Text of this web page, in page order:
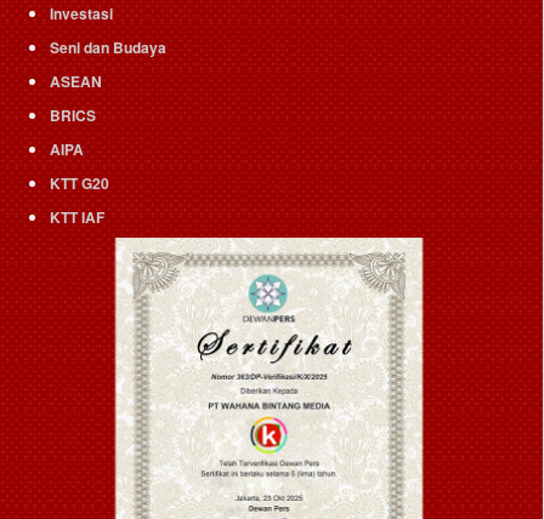
Investasi
Seni dan Budaya
ASEAN
BRICS
AIPA
KTT G20
KTT IAF